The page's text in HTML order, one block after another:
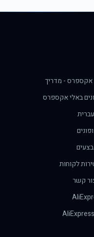
אקספרס - מדריך
באלי אקספרס
לקוחות
קשר